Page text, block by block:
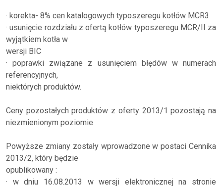
· korekta- 8% cen katalogowych typoszeregu kotłów MCR3
· usunięcie rozdziału z ofertą kotłów typoszeregu MCR/II za
wyjątkiem kotła w
wersji BIC
· poprawki związane z usunięciem błędów w numerach
referencyjnych,
niektórych produktów.
Ceny pozostałych produktów z oferty 2013/1 pozostają na
niezmienionym poziomie
Powyższe zmiany zostały wprowadzone w postaci Cennika
2013/2, który będzie
opublikowany :
· w dniu 16.08.2013 w wersji elektronicznej na stronie